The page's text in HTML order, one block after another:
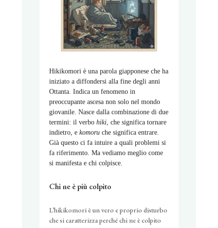
Hikikomori è una parola giapponese che ha
iniziato a diffondersi alla fine degli anni
Ottanta. Indica un fenomeno in
preoccupante ascesa non solo nel mondo
giovanile. Nasce dalla combinazione di due
termini: il verbo hiki, che si­gnifica tornare
indietro, e komoru che significa entrare.
Già questo ci fa intuire a quali problemi si
fa riferimento. Ma vediamo meglio come
si manifesta e chi colpisce.
Chi ne è più colpito
L’hikikomori è un vero e proprio disturbo
che si caratterizza perché chi ne è colpito